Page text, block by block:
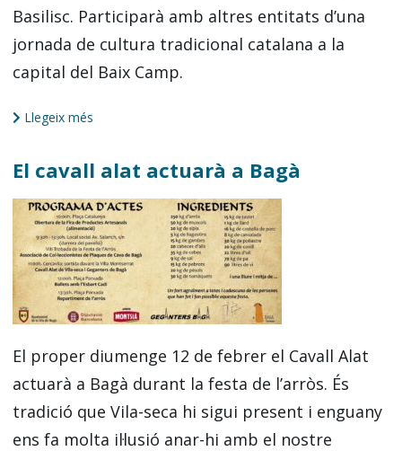
Basilisc. Participarà amb altres entitats d’una
jornada de cultura tradicional catalana a la
capital del Baix Camp.
Llegeix més
El cavall alat actuarà a Bagà
El proper diumenge 12 de febrer el Cavall Alat
actuarà a Bagà durant la festa de l’arròs. És
tradició que Vila-seca hi sigui present i enguany
ens fa molta il·lusió anar-hi amb el nostre